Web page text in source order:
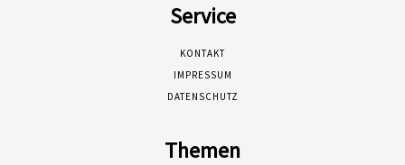
Service
KONTAKT
IMPRESSUM
DATENSCHUTZ
Themen